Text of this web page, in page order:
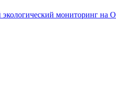
экологический мониторинг на